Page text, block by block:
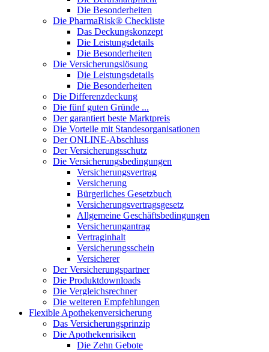
Die Besonderheiten
Die PharmaRisk® Checkliste
Das Deckungskonzept
Die Leistungsdetails
Die Besonderheiten
Die Versicherungslösung
Die Leistungsdetails
Die Besonderheiten
Die Differenzdeckung
Die fünf guten Gründe ...
Der garantiert beste Marktpreis
Die Vorteile mit Standesorganisationen
Der ONLINE-Abschluss
Der Versicherungsschutz
Die Versicherungsbedingungen
Versicherungsvertrag
Versicherung
Bürgerliches Gesetzbuch
Versicherungsvertragsgesetz
Allgemeine Geschäftsbedingungen
Versicherungantrag
Vertraginhalt
Versicherungsschein
Versicherer
Der Versicherungspartner
Die Produktdownloads
Die Vergleichsrechner
Die weiteren Empfehlungen
Flexible Apothekenversicherung
Das Versicherungsprinzip
Die Apothekenrisiken
Die Zehn Gebote